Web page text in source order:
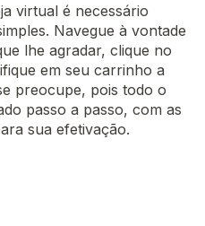
virtual é necessário
Navegue à vontade
lhe agradar, clique no
em seu carrinho a
preocupe, pois todo o
passo a passo, com as
sua efetivação.